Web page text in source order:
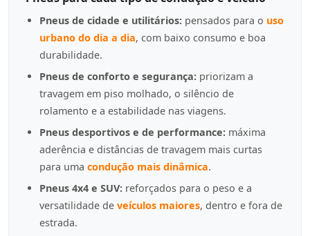
Pneus de cidade e utilitários: pensados para o uso
urbano do dia a dia, com baixo consumo e boa
durabilidade.
Pneus de conforto e segurança: priorizam a
travagem em piso molhado, o silêncio de
rolamento e a estabilidade nas viagens.
Pneus desportivos e de performance: máxima
aderência e distâncias de travagem mais curtas
para uma condução mais dinâmica.
Pneus 4x4 e SUV: reforçados para o peso e a
versatilidade de veículos maiores, dentro e fora de
estrada.